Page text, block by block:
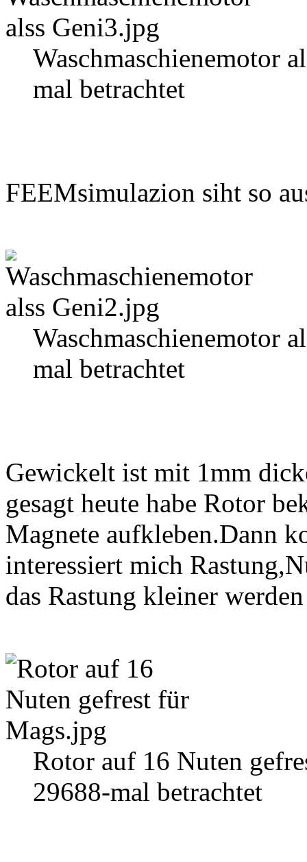
Waschmaschienemotor
mal betrachtet
FEEMsimulazion siht so
Waschmaschienemotor
mal betrachtet
Gewickelt ist mit 1mm
gesagt heute habe Rotor
Magnete aufkleben.Dann
interessiert mich
das Rastung kleiner
Rotor auf 16 Nuten
29688-mal betrachtet